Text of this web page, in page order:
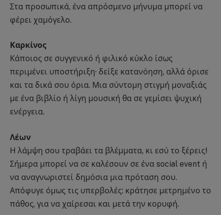
Στα προσωπικά, ένα απρόσμενο μήνυμα μπορεί να
φέρει χαμόγελο.
Καρκίνος
Κάποιος σε συγγενικό ή φιλικό κύκλο ίσως
περιμένει υποστήριξη· δείξε κατανόηση, αλλά όρισε
και τα δικά σου όρια. Μια σύντομη στιγμή μοναξιάς
με ένα βιβλίο ή λίγη μουσική θα σε γεμίσει ψυχική
ενέργεια.
Λέων
Η λάμψη σου τραβάει τα βλέμματα, κι εσύ το ξέρεις!
Σήμερα μπορεί να σε καλέσουν σε ένα social event ή
να αναγνωριστεί δημόσια μια πρόταση σου.
Απόφυγε όμως τις υπερβολές: κράτησε μετρημένο το
πάθος, για να χαίρεσαι και μετά την κορυφή.